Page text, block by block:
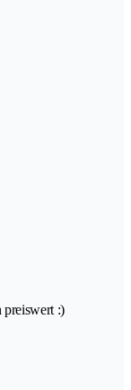
preiswert :)